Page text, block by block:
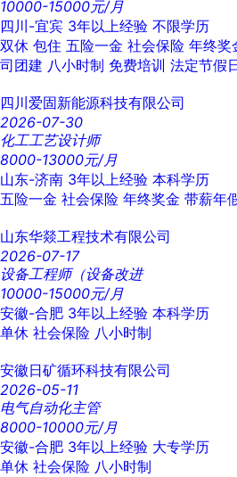
10000-15000元/月
四川-宜宾 3年以上经验 不限学历
双休 包住 五险一金 社会保险 年终奖
司团建 八小时制 免费培训 法定节假
四川爱固新能源科技有限公司
2026-07-30
化工工艺设计师
8000-13000元/月
山东-济南 3年以上经验 本科学历
五险一金 社会保险 年终奖金 带薪年
山东华燚工程技术有限公司
2026-07-17
设备工程师（设备改进
10000-15000元/月
安徽-合肥 3年以上经验 本科学历
单休 社会保险 八小时制
安徽日矿循环科技有限公司
2026-05-11
电气自动化主管
8000-10000元/月
安徽-合肥 3年以上经验 大专学历
单休 社会保险 八小时制